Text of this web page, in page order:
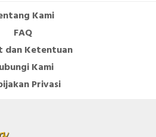
Kami
FAQ
dan Ketentuan
Kami
Privasi